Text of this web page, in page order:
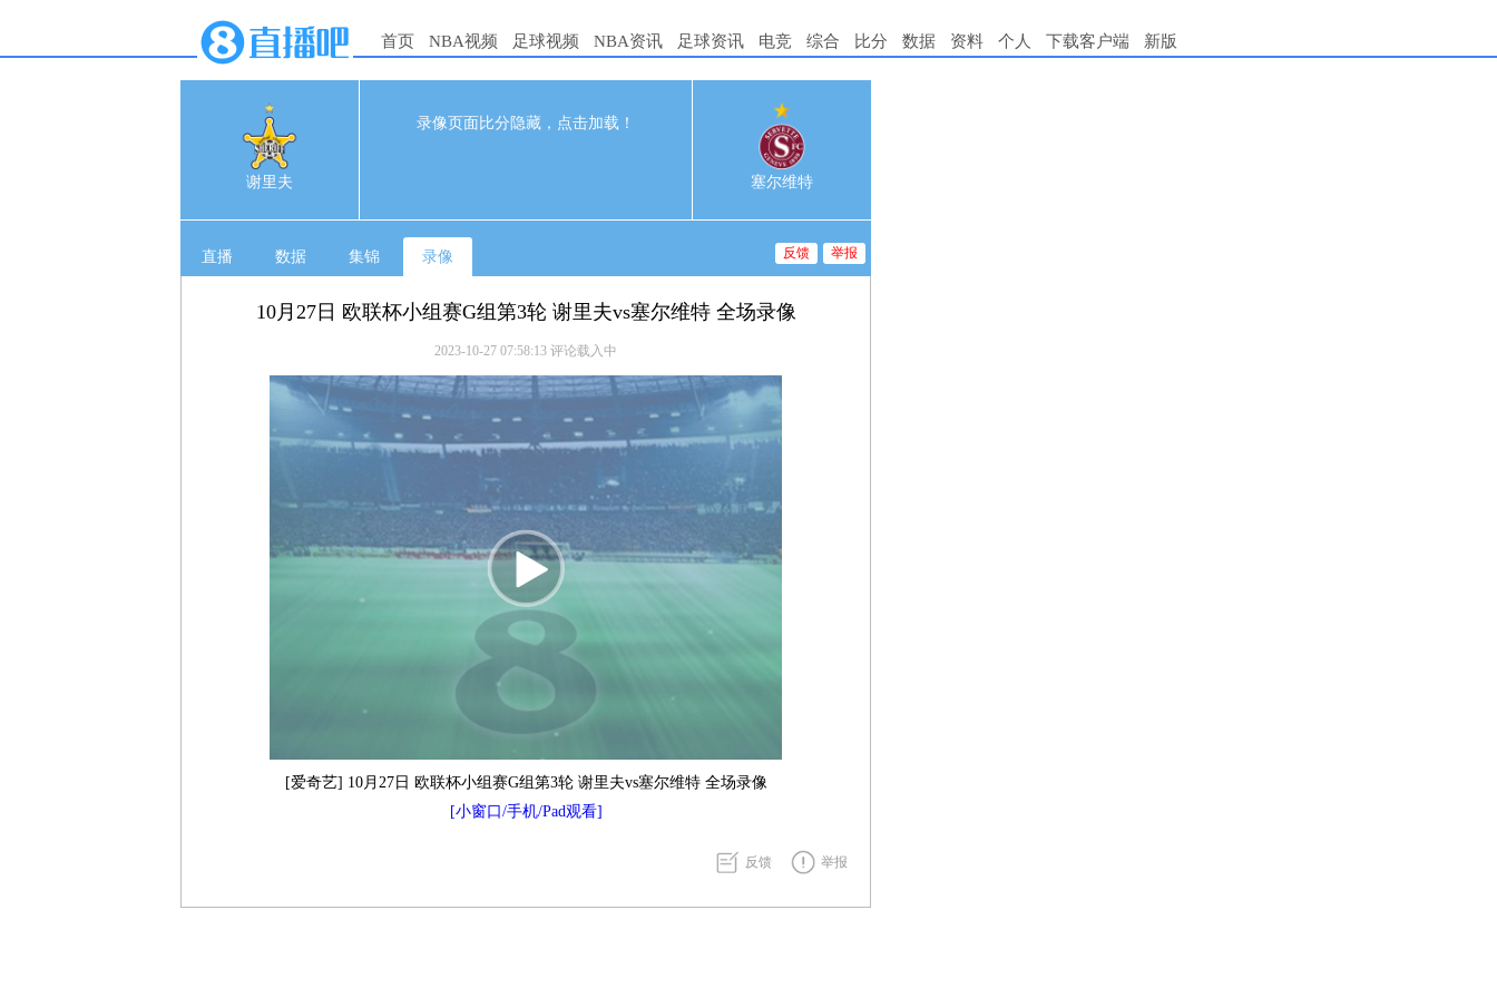
首页 NBA视频 足球视频 NBA资讯 足球资讯 电竞 综合 比分 数据 资料 个人 下载客户端 新版
谢里夫
录像页面比分隐藏，点击加载！
塞尔维特
直播 数据 集锦 录像 举报
反馈
10月27日 欧联杯小组赛G组第3轮 谢里夫vs塞尔维特 全场录像
2023-10-27 07:58:13 评论载入中
[爱奇艺] 10月27日 欧联杯小组赛G组第3轮 谢里夫vs塞尔维特 全场录像
[小窗口/手机/Pad观看]
反馈 举报